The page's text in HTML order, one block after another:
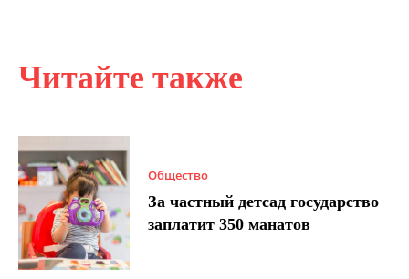
Читайте также
Общество
За частный детсад государство
заплатит 350 манатов